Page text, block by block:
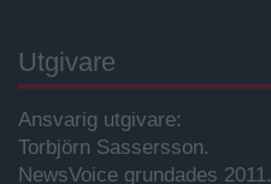
Utgivare
Ansvarig utgivare:
Torbjörn Sassersson.
NewsVoice grundades 2011.